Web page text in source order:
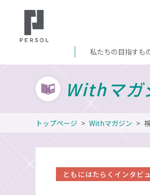
私たちの目指すも
Withマガ
トップページ Withマガジン
ともにはたらくインタビ